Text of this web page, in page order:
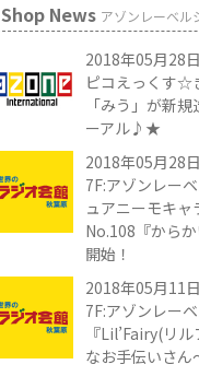
Shop News アゾンレーベル
2018年05月28日
ピコえっくす☆
「みう」が新
ーアル♪★
2018年05月28日
7F:アゾンレー
ュアニーモキャ
No.108『から
開始！
2018年05月11日
7F:アゾンレー
『Lil’Fairy(リ
なお手伝いさん